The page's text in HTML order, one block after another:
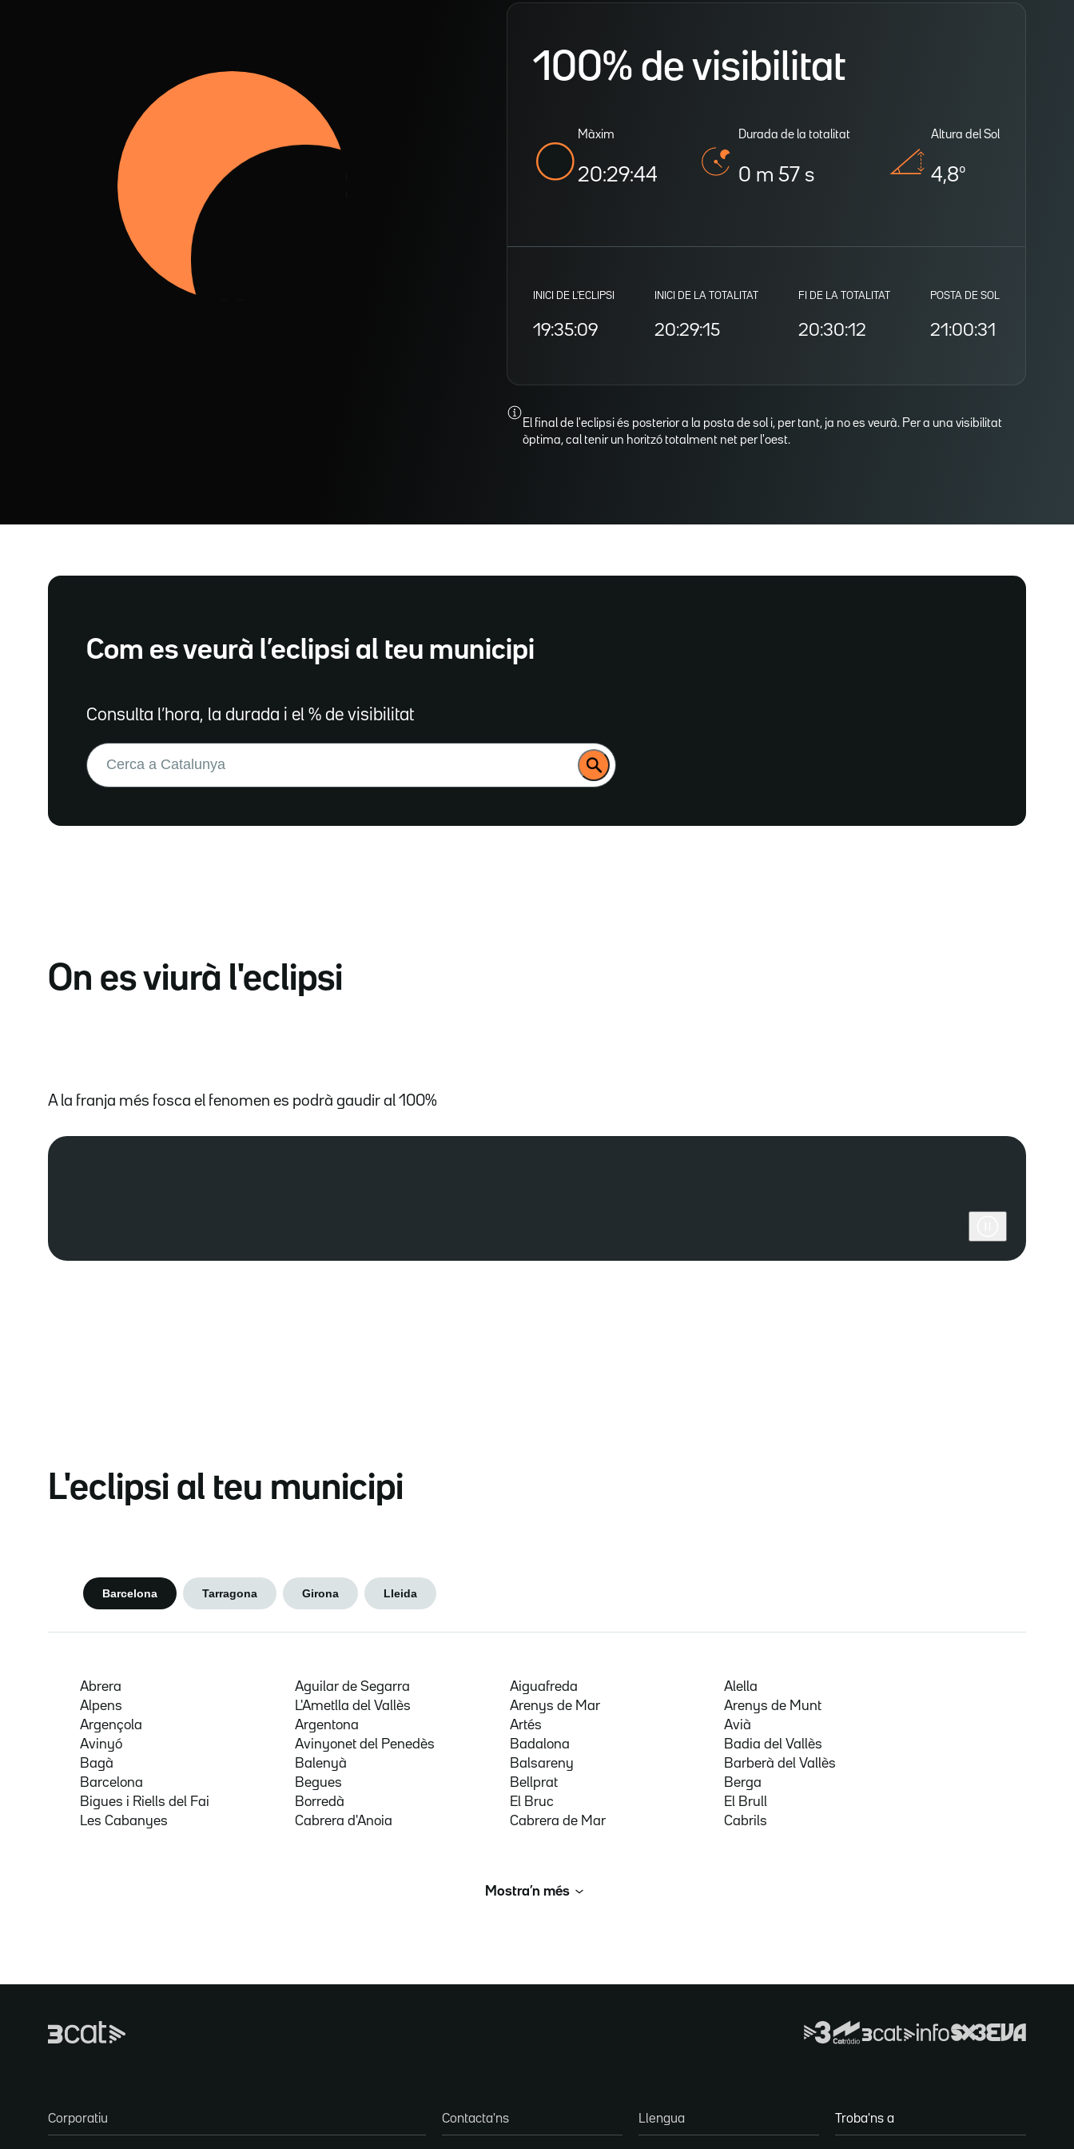
100% de visibilitat
Màxim
20:29:44
Durada de la totalitat
0 m 57 s
Altura del Sol
4,8º
INICI DE L'ECLIPSI
19:35:09
INICI DE LA TOTALITAT
20:29:15
FI DE LA TOTALITAT
20:30:12
POSTA DE SOL
21:00:31
El final de l'eclipsi és posterior a la posta de sol i, per tant, ja no es veurà. Per a una visibilitat
òptima, cal tenir un horitzó totalment net per l'oest.
Com es veurà l’eclipsi al teu municipi
Consulta l’hora, la durada i el % de visibilitat
Buscar:
On es viurà l'eclipsi
A la franja més fosca el fenomen es podrà gaudir al 100%
L'eclipsi al teu municipi
Barcelona Tarragona Girona Lleida
Abrera Aguilar de Segarra Aiguafreda
Alella
Alpens
L'Ametlla del Vallès Arenys de Mar
Arenys de Munt
Argençola
Argentona Artés
Avià
Avinyó
Avinyonet del Penedès Badalona
Badia del Vallès
Bagà
Balenyà Balsareny
Barberà del Vallès
Barcelona
Begues Bellprat
Berga
Bigues i Riells del Fai
Borredà El Bruc
El Brull
Les Cabanyes
Cabrera d'Anoia Cabrera de Mar Cabrils
Mostra’n més
Corporatiu Contacta'ns Llengua Troba'ns a